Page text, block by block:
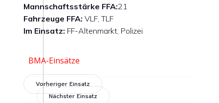
Mannschaftsstärke FFA:21
Fahrzeuge FFA: VLF, TLF
Im Einsatz: FF-Altenmarkt, Polizei
BMA-Einsätze
Vorheriger Einsatz
Nächster Einsatz